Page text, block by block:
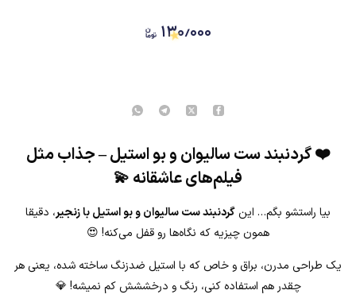
۱۳۰٫۰۰۰
❤️ گردنبند ست سالیوان و بو استیل – جذاب مثل
فیلم‌های عاشقانه 💫
بیا راستشو بگم… این گردنبند ست سالیوان و بو استیل با زنجیر، دقیقا
همون چیزیه که نگاه‌ها رو قفل می‌کنه! 😍
یک طراحی مدرن، براق و خاص که با استیل ضدزنگ ساخته شده، یعنی هر
چقدر هم استفاده کنی، رنگ و درخششش کم نمیشه! 💎
★